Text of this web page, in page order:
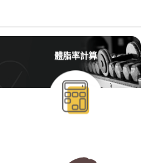
體脂率計算